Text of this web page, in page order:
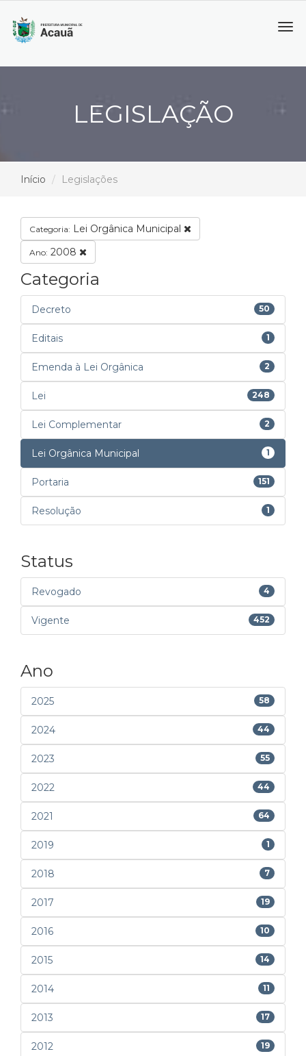
LEGISLAÇÃO
Início Legislações
Categoria: Lei Orgânica Municipal
Ano: 2008
Categoria
Decreto 50
Editais 1
Emenda à Lei Orgânica 2
Lei 248
Lei Complementar 2
Lei Orgânica Municipal 1
Portaria 151
Resolução 1
Status
Revogado 4
Vigente 452
Ano
2025 58
2024 44
2023 55
2022 44
2021 64
2019 1
2018 7
2017 19
2016 10
2015 14
2014 11
2013 17
2012 19